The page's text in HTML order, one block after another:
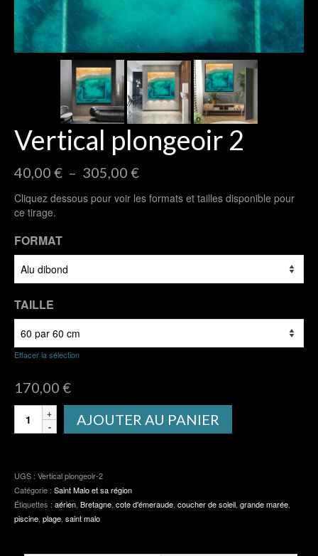
Vertical plongeoir 2
40,00 € – 305,00 €Plage
prix :
Cliquez dessous pour voir les formats et tailles disponible pour
ce tirage.
FORMAT
TAILLE
Effacer la sélection
170,00 €
quantité
AJOUTER AU PANIER
UGS : Vertical plongeoir-2
Catégorie : Saint Malo et sa région
Étiquettes : aérien, Bretagne, cote d'émeraude, coucher de soleil, grande marée,
piscine, plage, saint malo